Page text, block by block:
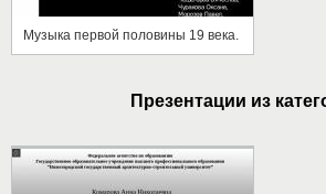
Музыка первой половины 19 века.
Презентации из